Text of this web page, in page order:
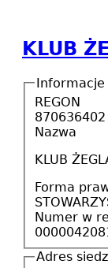
KLUB
Informacje
REGON
870636402
Nazwa
KLUB
Forma
Numer w
Adres